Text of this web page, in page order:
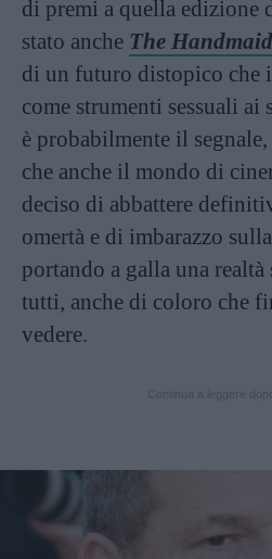
di premi a quella edizione
stato anche The
di un futuro distopico che
come strumenti sessuali
è probabilmente il
che anche il mondo di
deciso di abbattere
omertà e di imbarazzo
portando a galla una
tutti, anche di coloro che
vedere.